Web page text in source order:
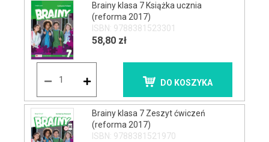
Brainy klasa 7 Książka ucznia
(reforma 2017)
ISBN: 9788381523301
58,80 zł
DO KOSZYKA
Brainy klasa 7 Zeszyt ćwiczeń
(reforma 2017)
ISBN: 9788381521970